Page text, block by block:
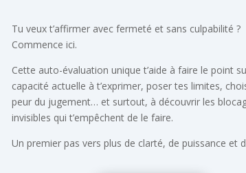
Tu veux t’affirmer avec fermeté et sans culpabilité ?
Commence ici.
Cette auto-évaluation unique t’aide à faire le point
capacité actuelle à t’exprimer, poser tes limites,
peur du jugement… et surtout, à découvrir les
invisibles qui t’empêchent de le faire.
Un premier pas vers plus de clarté, de puissance et